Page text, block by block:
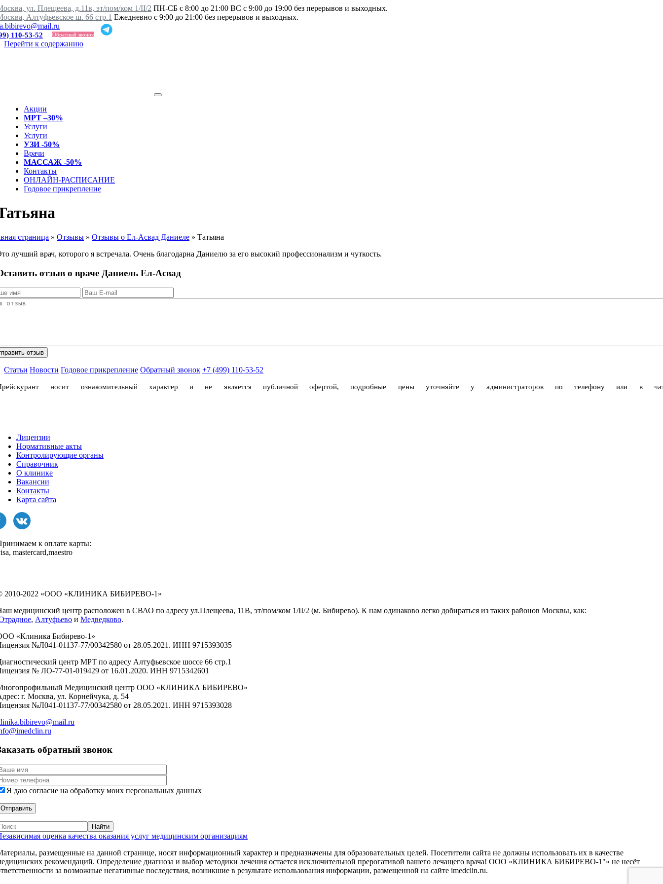
ул. Плещеева, д.11в, эт/пом/ком 1/II/2 ПН-СБ с 8:00 до 21:00 ВС с 9:00 до 19:00 без перерывов и выходных.
Алтуфьевское ш. 66 стр.1 Ежедневно с 9:00 до 21:00 без перерывов и выходных.
110-53-52 Обратный звонок
Перейти к содержанию
Акции
МРТ –30%
Услуги
Услуги
УЗИ -50%
Врачи
МАССАЖ -50%
Контакты
ОНЛАЙН-РАСПИСАНИЕ
Годовое прикрепление
страница » Отзывы » Отзывы о Ел-Асвад Даниеле » Татьяна
лучший врач, которого я встречала. Очень благодарна Даниелю за его высокий профессионализм и чуткость.
отзыв о враче Даниель Ел-Асвад
Статьи Новости Годовое прикрепление Обратный звонок +7 (499) 110-53-52
носит ознакомительный характер и не является публичной офертой, подробные цены уточняйте у администраторов по телефону или в
Лицензии
Нормативные акты
Контролирующие органы
Справочник
О клинике
Вакансии
Контакты
Карта сайта
к оплате карты:
mastercard,maestro
2010-2022 «ООО «КЛИНИКА БИБИРЕВО-1»
медицинский центр расположен в СВАО по адресу ул.Плещеева, 11В, эт/пом/ком 1/II/2 (м. Бибирево). К нам одинаково легко добираться из таких районов Москвы, как:
, Алтуфьево и Медведково.
«Клиника Бибирево-1»
№Л041-01137-77/00342580 от 28.05.2021. ИНН 9715393035
центр МРТ по адресу Алтуфьевское шоссе 66 стр.1
№ ЛО-77-01-019429 от 16.01.2020. ИНН 9715342601
Медицинский центр ООО «КЛИНИКА БИБИРЕВО»
г. Москва, ул. Корнейчука, д. 54
№Л041-01137-77/00342580 от 28.05.2021. ИНН 9715393028
обратный звонок
Я даю согласие на обработку моих персональных данных
оценка качества оказания услуг медицинским организациям
размещенные на данной странице, носят информационный характер и предназначены для образовательных целей. Посетители сайта не должны использовать их в качестве
рекомендаций. Определение диагноза и выбор методики лечения остается исключительной прерогативой вашего лечащего врача! ООО «КЛИНИКА БИБИРЕВО-1"» не несёт
за возможные негативные последствия, возникшие в результате использования информации, размещенной на сайте imedclin.ru.